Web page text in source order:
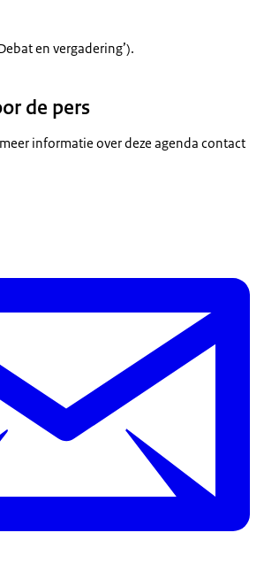
en vergadering’).
de pers
informatie over deze agenda contact